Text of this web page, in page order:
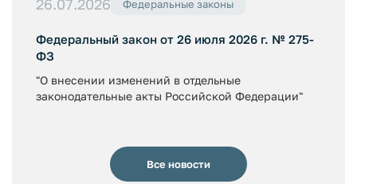
26.07.2026 Федеральные законы
Федеральный закон от 26 июля 2026 г. № 275-
ФЗ
"О внесении изменений в отдельные
законодательные акты Российской Федерации"
Все новости